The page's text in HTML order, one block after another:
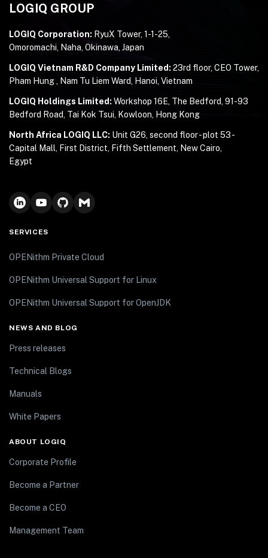
LOGIQ GROUP
LOGIQ Corporation: RyuX Tower, 1-1-25,
Omoromachi, Naha, Okinawa, Japan
LOGIQ Vietnam R&D Company Limited: 23rd floor, CEO Tower,
Pham Hung , Nam Tu Liem Ward, Hanoi, Vietnam
LOGIQ Holdings Limited: Workshop 16E, The Bedford, 91-93
Bedford Road, Tai Kok Tsui, Kowloon, Hong Kong
North Africa LOGIQ LLC: Unit G26, second floor - plot 53 -
Capital Mall, First District, Fifth Settlement, New Cairo,
Egypt
SERVICES
OPENithm Private Cloud
OPENithm Universal Support for Linux
OPENithm Universal Support for OpenJDK
NEWS AND BLOG
Press releases
Technical Blogs
Manuals
White Papers
ABOUT LOGIQ
Corporate Profile
Become a Partner
Become a CEO
Management Team